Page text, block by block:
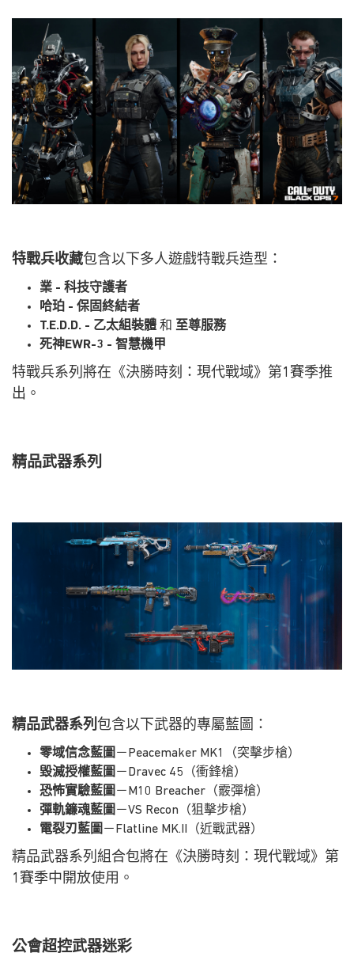
特戰兵收藏包含以下多人遊戲特戰兵造型：
業 - 科技守護者
哈珀 - 保固終結者
T.E.D.D. - 乙太組裝體 和 至尊服務
死神EWR-3 - 智慧機甲
特戰兵系列將在《決勝時刻：現代戰域》第1賽季推
出。
精品武器系列
精品武器系列包含以下武器的專屬藍圖：
零域信念藍圖 －Peacemaker MK1（突擊步槍）
毀滅授權藍圖 －Dravec 45（衝鋒槍）
恐怖實驗藍圖 －M10 Breacher（霰彈槍）
彈軌鐮魂藍圖 －VS Recon（狙擊步槍）
電裂刃藍圖 －Flatline MK.II（近戰武器）
精品武器系列組合包將在《決勝時刻：現代戰域》第
1賽季中開放使用。
公會超控武器迷彩